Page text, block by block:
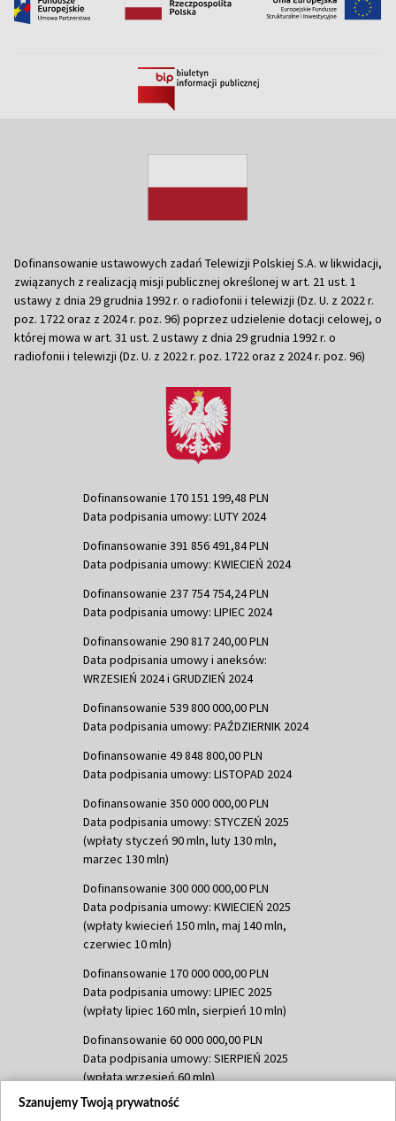
Dofinansowanie ustawowych zadań Telewizji Polskiej S.A. w likwidacji,
związanych z realizacją misji publicznej określonej w art. 21 ust. 1
ustawy z dnia 29 grudnia 1992 r. o radiofonii i telewizji (Dz. U. z 2022 r.
poz. 1722 oraz z 2024 r. poz. 96) poprzez udzielenie dotacji celowej, o
której mowa w art. 31 ust. 2 ustawy z dnia 29 grudnia 1992 r. o
radiofonii i telewizji (Dz. U. z 2022 r. poz. 1722 oraz z 2024 r. poz. 96)
Dofinansowanie 170 151 199,48 PLN
Data podpisania umowy: LUTY 2024
Dofinansowanie 391 856 491,84 PLN
Data podpisania umowy: KWIECIEŃ 2024
Dofinansowanie 237 754 754,24 PLN
Data podpisania umowy: LIPIEC 2024
Dofinansowanie 290 817 240,00 PLN
Data podpisania umowy i aneksów:
WRZESIEŃ 2024 i GRUDZIEŃ 2024
Dofinansowanie 539 800 000,00 PLN
Data podpisania umowy: PAŹDZIERNIK 2024
Dofinansowanie 49 848 800,00 PLN
Data podpisania umowy: LISTOPAD 2024
Dofinansowanie 350 000 000,00 PLN
Data podpisania umowy: STYCZEŃ 2025
(wpłaty styczeń 90 mln, luty 130 mln,
marzec 130 mln)
Dofinansowanie 300 000 000,00 PLN
Data podpisania umowy: KWIECIEŃ 2025
(wpłaty kwiecień 150 mln, maj 140 mln,
czerwiec 10 mln)
Dofinansowanie 170 000 000,00 PLN
Data podpisania umowy: LIPIEC 2025
(wpłaty lipiec 160 mln, sierpień 10 mln)
Dofinansowanie 60 000 000,00 PLN
Data podpisania umowy: SIERPIEŃ 2025
(wpłata wrzesień 60 mln)
Dofinansowanie 635 783 051,21 PLN
Szanujemy Twoją prywatność